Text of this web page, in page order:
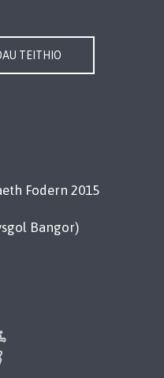
TEITHIO
Fodern 2015
Bangor)